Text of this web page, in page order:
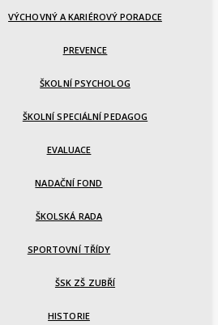
VÝCHOVNÝ A KARIÉROVÝ PORADCE
PREVENCE
ŠKOLNÍ PSYCHOLOG
ŠKOLNÍ SPECIÁLNÍ PEDAGOG
EVALUACE
NADAČNÍ FOND
ŠKOLSKÁ RADA
SPORTOVNÍ TŘÍDY
ŠSK ZŠ ZUBŘÍ
HISTORIE